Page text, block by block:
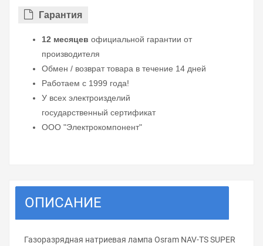
Гарантия
12 месяцев официальной гарантии от
производителя
Обмен / возврат товара в течение 14 дней
Работаем с 1999 года!
У всех электроизделий
государственный сертификат
ООО "Электрокомпонент"
ОПИСАНИЕ
Газоразрядная натриевая лампа Osram NAV-TS SUPER